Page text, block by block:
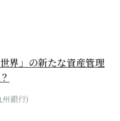
世界」の新たな資産管理
州銀行)